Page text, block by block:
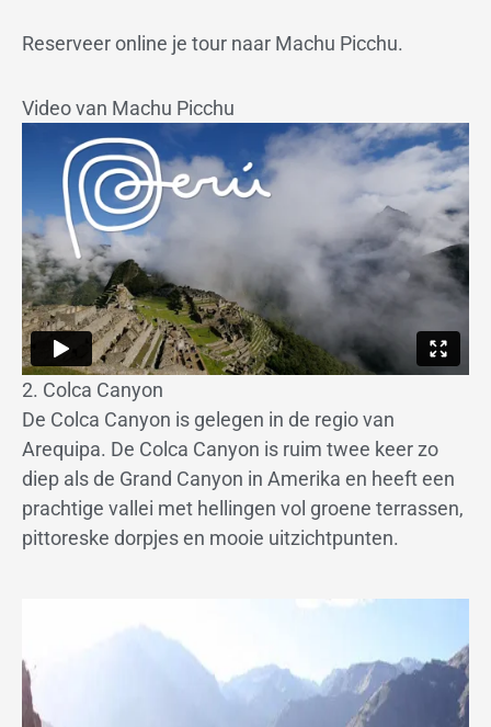
Reserveer online je tour naar Machu Picchu.
Video van Machu Picchu
2. Colca Canyon
De Colca Canyon is gelegen in de regio van
Arequipa. De Colca Canyon is ruim twee keer zo
diep als de Grand Canyon in Amerika en heeft een
prachtige vallei met hellingen vol groene terrassen,
pittoreske dorpjes en mooie uitzichtpunten.